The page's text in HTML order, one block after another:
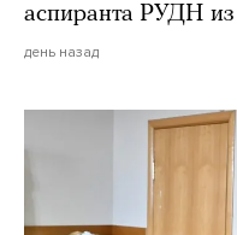
аспиранта РУДН
день назад